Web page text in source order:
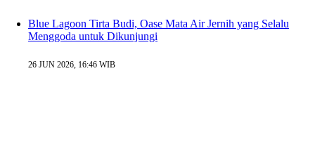
Blue Lagoon Tirta Budi, Oase Mata Air Jernih yang Selalu
Menggoda untuk Dikunjungi
26 JUN 2026, 16:46 WIB